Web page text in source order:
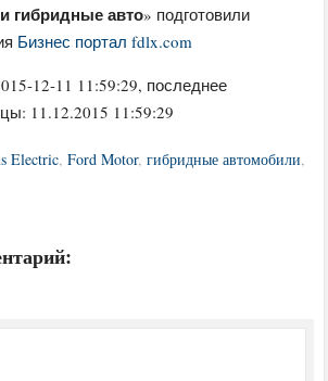
гибридные авто» подготовили
Бизнес портал fdlx.com
12-11 11:59:29, последнее
11.12.2015 11:59:29
Electric,Ford Motor,гибридные автомобили,